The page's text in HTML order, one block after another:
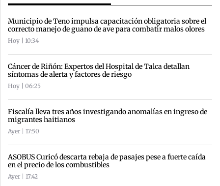
Municipio de Teno impulsa capacitación obligatoria sobre el
correcto manejo de guano de ave para combatir malos olores
Hoy | 10:34
Cáncer de Riñón: Expertos del Hospital de Talca detallan
síntomas de alerta y factores de riesgo
Hoy | 06:25
Fiscalía lleva tres años investigando anomalías en ingreso de
migrantes haitianos
Ayer | 17:50
ASOBUS Curicó descarta rebaja de pasajes pese a fuerte caída
en el precio de los combustibles
Ayer | 17:42